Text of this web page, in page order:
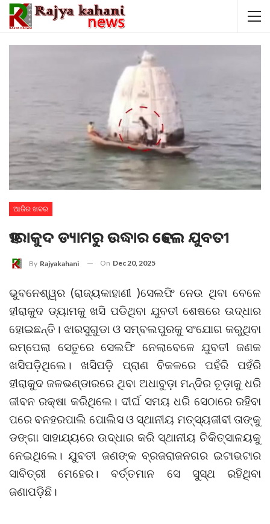
ଆଜିର ଖବର
ହୀରାକୁଦ ଡ୍ୟାମରୁ ଉଦ୍ଧାର ହେଲେ ଯୁବତୀ
By Rajyakahani On Dec 20, 2025
ଭୁବନେଶ୍ୱର (ରାଜ୍ୟକାହାଣୀ )ସେଲଫି ନେଉ ଥିବା ବେଳେ
ହୀରାକୁଦ ଡ୍ୟାମକୁ ଖସି ପଡିଥିବା ଯୁବତୀ ଶେଷରେ ଉଦ୍ଧାର
ହୋଇଛନ୍ତି। ଝାରସୁଗୁଡା ଓ ସମ୍ବଲପୁରକୁ ସଂଯୋଗ କରୁଥିବା
ରମ୍ପେଲା ସେତୁରେ ସେଲଫି ନେଲାବେଳେ ଯୁବତୀ ଜଣକ
ଖସିପଡ଼ିଥିଲେ। ଖସିପଡ଼ି ପ୍ରାଣ ବିକଳରେ ପହଁରି ପହଁରି
ହୀରାକୁଦ ଜଳଭଣ୍ଡାରରେ ଥିବା ଅଧାବୁଡ଼ା ମନ୍ଦିର ଚୂଡ଼ାକୁ ଧରି
ଜୀବନ ରକ୍ଷା କରିଥିଲେ। ଦୀର୍ଘ ସମୟ ଧରି ସେଠାରେ ରହିବା
ପରେ ବନହରପାଲି ପୋଲିସ ଓ ସ୍ଥାନୀୟ ମତ୍ସ୍ୟଜୀବୀ ତାଙ୍କୁ
ଡଙ୍ଗା ସାହାଯ୍ୟରେ ଉଦ୍ଧାର କରି ସ୍ଥାନୀୟ ଚିକିତ୍ସାଳୟକୁ
ନେଇଥିଲେ। ଯୁବତୀ ଜଣଙ୍କ ବ୍ରଜରାଜନଗର ଇଟାଭଟାର
ସାବିତ୍ରୀ ମେହେର। ବର୍ତ୍ତମାନ ସେ ସୁସ୍ଥ ରହିଥିବା
ଜଣାପଡ଼ିଛି।